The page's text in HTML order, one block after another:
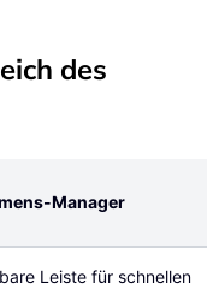
des
Manager
Leiste für schnellen